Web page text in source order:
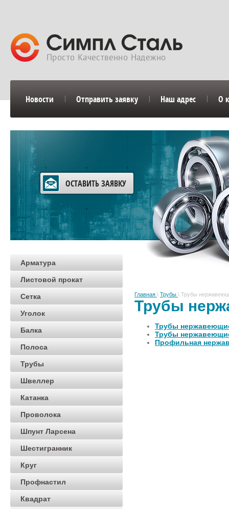
Просто Качественно Надежно
Новости Отправить заявку Наш адрес О
ОСТАВИТЬ ЗАЯВКУ
Главная \ Трубы \ Трубы
Трубы
Трубы
Трубы
Профильная
Арматура
Листовой прокат
Сетка
Уголок
Балка
Полоса
Трубы
Швеллер
Катанка
Проволока
Шпунт Ларсена
Шестигранник
Круг
Профнастил
Квадрат